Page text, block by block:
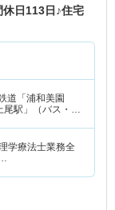
日113日♪住宅
道「浦和美園
駅」（バス・車
学療法士業務全